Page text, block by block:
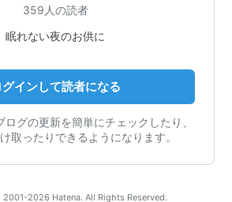
359人の読者
眠れない夜のお供に
グインして読者になる
グの更新を簡単にチェックしたり、
取ったりできるようになります。
2026 Hatena. All Rights Reserved.